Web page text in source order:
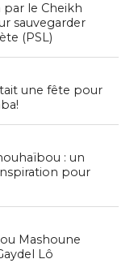
par le Cheikh
sauvegarder
(PSL)
une fête pour
: un
pour
Mashoune
Lô